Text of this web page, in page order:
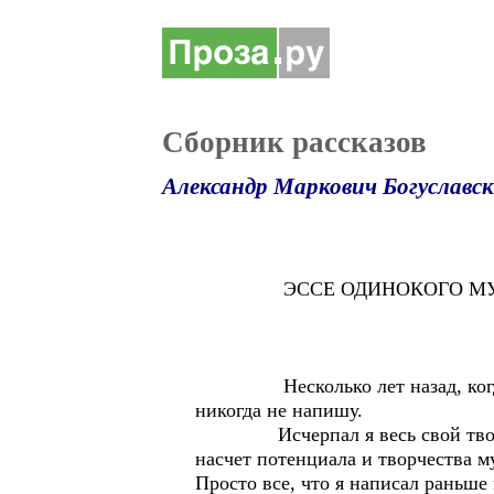
Сборник рассказов
Александр Маркович
ЭССЕ ОДИНОКОГО
Несколько лет назад, когда я
никогда не напишу.
Исчерпал я весь свой
насчет потенциала и творчества
Просто все, что я написал